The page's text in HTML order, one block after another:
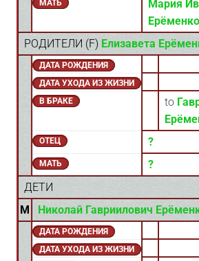
МАТЬ
Мария
РОДИТЕЛИ (F) Елизавета
ДАТА РОЖДЕНИЯ
ДАТА УХОДА ИЗ ЖИЗНИ
В БРАКЕ
to
ОТЕЦ ?
МАТЬ
?
ДЕТИ
M
Николай Гавриилович
ДАТА РОЖДЕНИЯ
ДАТА УХОДА ИЗ ЖИЗНИ